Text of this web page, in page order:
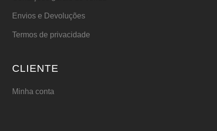
Envios e Devoluções
Termos de privacidade
CLIENTE
Minha conta